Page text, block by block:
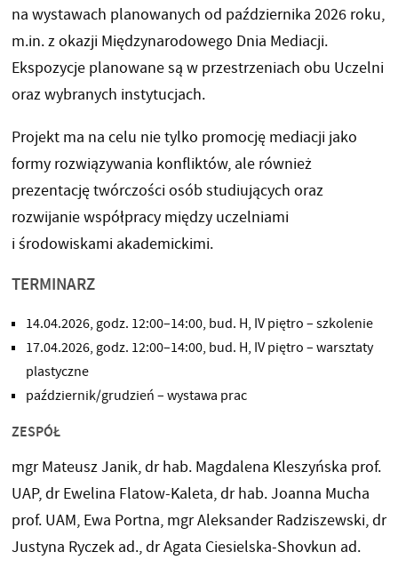
na wystawach planowanych od października 2026 roku,
m.in. z okazji Międzynarodowego Dnia Mediacji.
Ekspozycje planowane są w przestrzeniach obu Uczelni
oraz wybranych instytucjach.
Projekt ma na celu nie tylko promocję mediacji jako
formy rozwiązywania konfliktów, ale również
prezentację twórczości osób studiujących oraz
rozwijanie współpracy między uczelniami
i środowiskami akademickimi.
TERMINARZ
14.04.2026, godz. 12:00–14:00, bud. H, IV piętro – szkolenie
17.04.2026, godz. 12:00–14:00, bud. H, IV piętro – warsztaty
plastyczne
październik/grudzień – wystawa prac
ZESPÓŁ
mgr Mateusz Janik, dr hab. Magdalena Kleszyńska prof.
UAP, dr Ewelina Flatow-Kaleta, dr hab. Joanna Mucha
prof. UAM, Ewa Portna, mgr Aleksander Radziszewski, dr
Justyna Ryczek ad., dr Agata Ciesielska-Shovkun ad.